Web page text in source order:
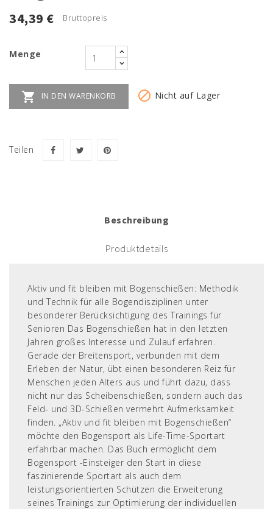
34,39 € Bruttopreis
Menge
 IN DEN WARENKORB  Nicht auf Lager
Teilen
Beschreibung
Produktdetails
Aktiv und fit bleiben mit Bogenschießen: Methodik
und Technik für alle Bogendisziplinen unter
besonderer Berücksichtigung des Trainings für
Senioren Das Bogenschießen hat in den letzten
Jahren großes Interesse und Zulauf erfahren.
Gerade der Breitensport, verbunden mit dem
Erleben der Natur, übt einen besonderen Reiz für
Menschen jeden Alters aus und führt dazu, dass
nicht nur das Scheibenschießen, sondern auch das
Feld- und 3D-Schießen vermehrt Aufmerksamkeit
finden. „Aktiv und fit bleiben mit Bogenschießen“
möchte den Bogensport als Life-Time-Sportart
erfahrbar machen. Das Buch ermöglicht dem
Bogensport -Einsteiger den Start in diese
faszinierende Sportart als auch dem
leistungsorientierten Schützen die Erweiterung
seines Trainings zur Optimierung der individuellen